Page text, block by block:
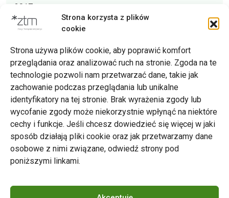
Strona korzysta z plików
cookie
Strona używa plików cookie, aby poprawić komfort
przeglądania oraz analizować ruch na stronie. Zgoda na te
technologie pozwoli nam przetwarzać dane, takie jak
zachowanie podczas przeglądania lub unikalne
identyfikatory na tej stronie. Brak wyrażenia zgody lub
wycofanie zgody może niekorzystnie wpłynąć na niektóre
cechy i funkcje. Jeśli chcesz dowiedzieć się więcej w jaki
sposób działają pliki cookie oraz jak przetwarzamy dane
osobowe z nimi związane, odwiedź strony pod
poniższymi linkami.
2017
2016
Zarząd Transportu Miejskiego w Poznaniu
Napisz do nas
tel. 61 646 33 44
ul. Matejki 59, 60-770 Poznań